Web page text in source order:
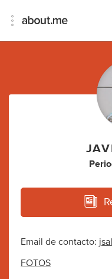
Email de contacto:
FOTOS